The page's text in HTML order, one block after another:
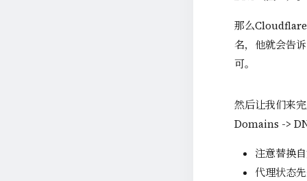
那么
名，他就会告
可。
然后让我们来
Domains ->
注意替换
代理状态